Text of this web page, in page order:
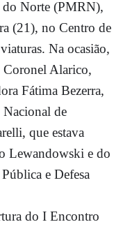
Norte (PMRN),
(21), no Centro de
Na ocasião,
Coronel Alarico,
Fátima Bezerra,
de
que estava
Lewandowski e do
e Defesa
do I Encontro